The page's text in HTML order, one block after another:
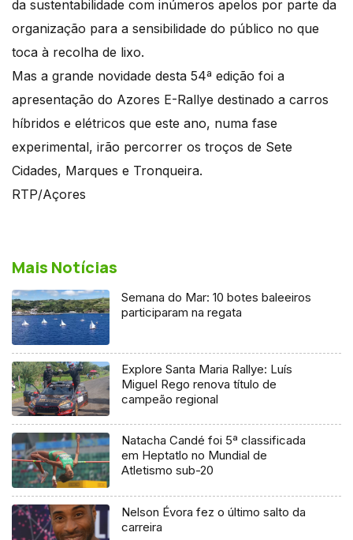
da sustentabilidade com inúmeros apelos por parte da
organização para a sensibilidade do público no que
toca à recolha de lixo.
Mas a grande novidade desta 54ª edição foi a
apresentação do Azores E-Rallye destinado a carros
híbridos e elétricos que este ano, numa fase
experimental, irão percorrer os troços de Sete
Cidades, Marques e Tronqueira.
RTP/Açores
Mais Notícias
Semana do Mar: 10 botes baleeiros
participaram na regata
Explore Santa Maria Rallye: Luís
Miguel Rego renova título de
campeão regional
Natacha Candé foi 5ª classificada
em Heptatlo no Mundial de
Atletismo sub-20
Nelson Évora fez o último salto da
carreira